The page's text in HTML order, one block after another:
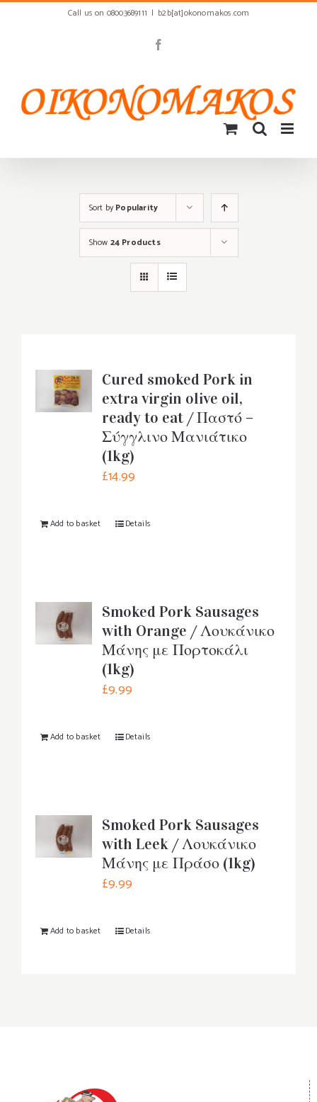
Call us on 08003689111 | b2b[at]okonomakos.com
Sort byPopularity
Show 24 Products
Cured smoked Pork in
extra virgin olive oil,
ready to eat / Παστό –
Σύγγλινο Μανιάτικο
(1kg)
£14.99
Add to basket Details
Smoked Pork Sausages
with Orange / Λουκάνικο
Μάνης με Πορτοκάλι
(1kg)
£9.99
Add to basket Details
Smoked Pork Sausages
with Leek / Λουκάνικο
Μάνης με Πράσο (1kg)
£9.99
Add to basket Details